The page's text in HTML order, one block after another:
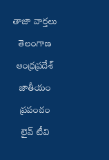
తాజా వార్తలు
తెలంగాణ
ఆంధ్రప్రదేశ్
జాతీయం
ప్రపంచం
లైవ్ టీవి